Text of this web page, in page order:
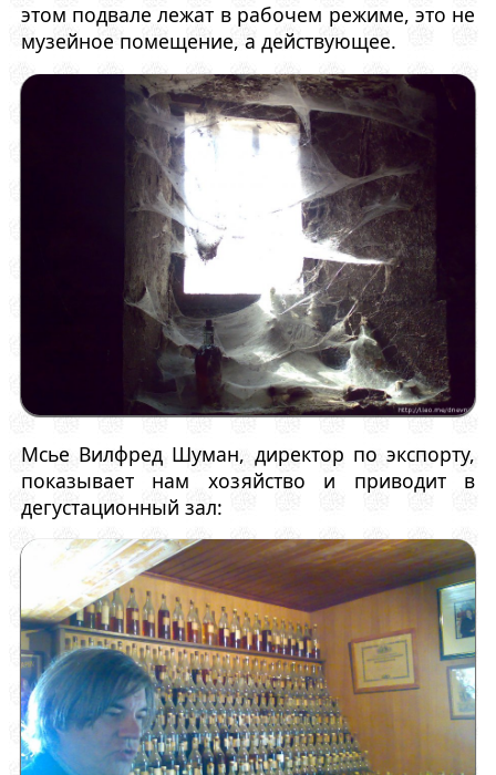
этом подвале лежат в рабочем режиме, это не
музейное помещение, а действующее.
Мсье Вилфред Шуман, директор по экспорту,
показывает нам хозяйство и приводит в
дегустационный зал: